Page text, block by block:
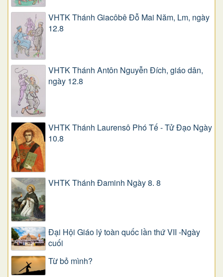
VHTK Thánh Giacôbê Ðỗ Mai Năm, Lm, ngày
12.8
VHTK Thánh Antôn Nguyễn Ðích, giáo dân,
ngày 12.8
VHTK Thánh Laurensô Phó Tế - Tử Đạo Ngày
10.8
VHTK Thánh Đaminh Ngày 8. 8
Đại Hội Giáo lý toàn quốc lần thứ VII -Ngày
cuối
Từ bỏ mình?